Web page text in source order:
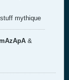
mythique
&